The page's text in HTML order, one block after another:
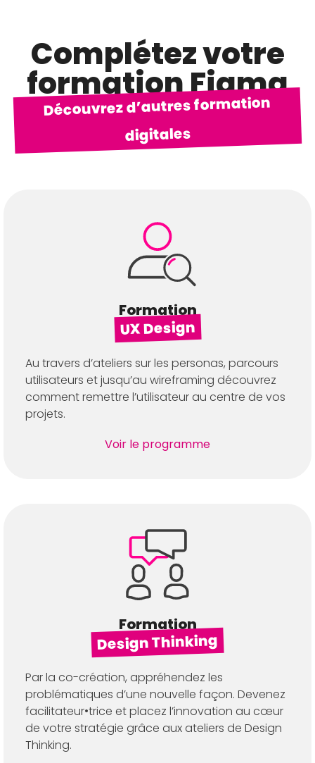
Complétez votre
formation Figma
Découvrez d’autres formation
digitales
Formation
UX Design
Au travers d’ateliers sur les personas, parcours
utilisateurs et jusqu’au wireframing découvrez
comment remettre l’utilisateur au centre de vos
projets.
Voir le programme
Formation
Design Thinking
Par la co-création, appréhendez les
problématiques d’une nouvelle façon. Devenez
facilitateur•trice et placez l’innovation au cœur
de votre stratégie grâce aux ateliers de Design
Thinking.